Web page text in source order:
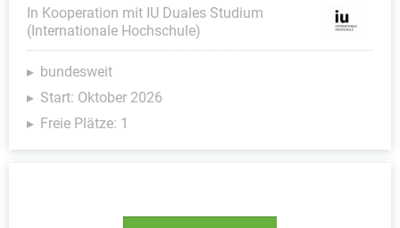
In Kooperation mit IU Duales Studium
(Internationale Hochschule)
bundesweit
Start: Oktober 2026
Freie Plätze: 1